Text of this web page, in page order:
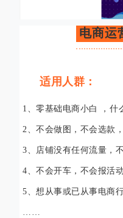
电商运
适用人群：
1、零基础电商小白 ，什
2、不会做图，不会选款
3、店铺没有任何流量，
4、不会开车，不会报活
5、想从事或已从事电商
……